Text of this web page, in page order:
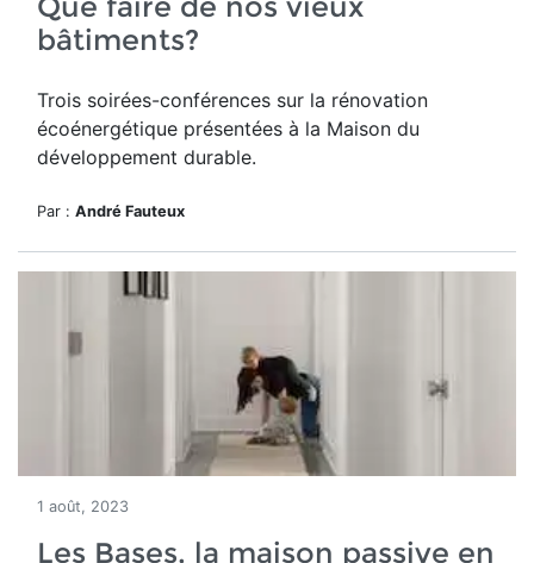
bâtiments?
Trois soirées-conférences sur la rénovation
écoénergétique présentées à la Maison du
développement durable.
Par : André Fauteux
1 août, 2023
Les Bases, la maison passive en